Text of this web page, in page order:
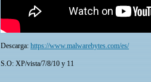
Descarga:https://www.malwarebytes.com/es/
S.O: XP/vista/7/8/10 y 11